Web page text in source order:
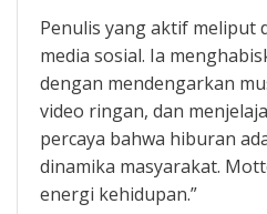
Penulis yang aktif meliput
media sosial. Ia
dengan mendengarkan
video ringan, dan
percaya bahwa hiburan
dinamika masyarakat.
energi kehidupan.”